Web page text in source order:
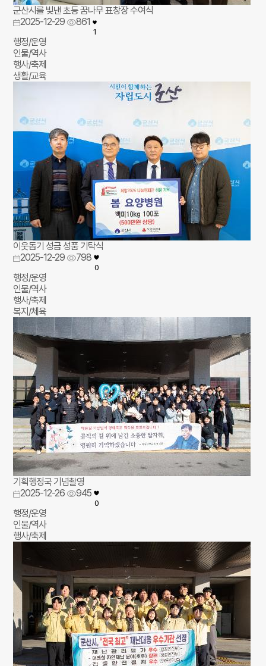
군산시를 빛낸 초등 꿈나무 표창장 수여식
2025-12-29
861
1
행정/운영
인물/역사
행사/축제
생활/교육
이웃돕기 성금 성품 기탁식
2025-12-29
798
0
행정/운영
인물/역사
행사/축제
복지/체육
기획행정국 기념촬영
2025-12-26
945
0
행정/운영
인물/역사
행사/축제